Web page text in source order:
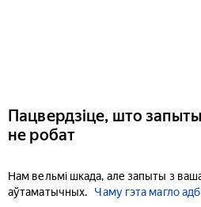
Пацвердзіце, што
не робат
Нам вельмі шкада, але запыты з
аўтаматычных.
Чаму гэта магло